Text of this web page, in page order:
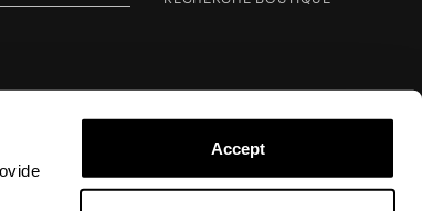
Accept
Florence (FI), Italie – N° TVA /